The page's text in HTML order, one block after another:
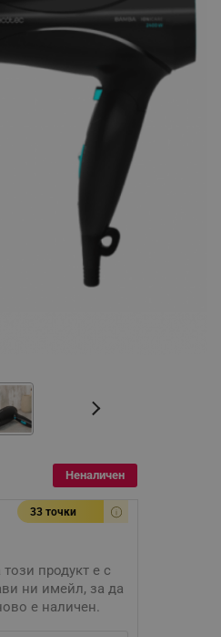
Неналичен
33 точки
продукт е с
ни имейл, за да
е наличен.